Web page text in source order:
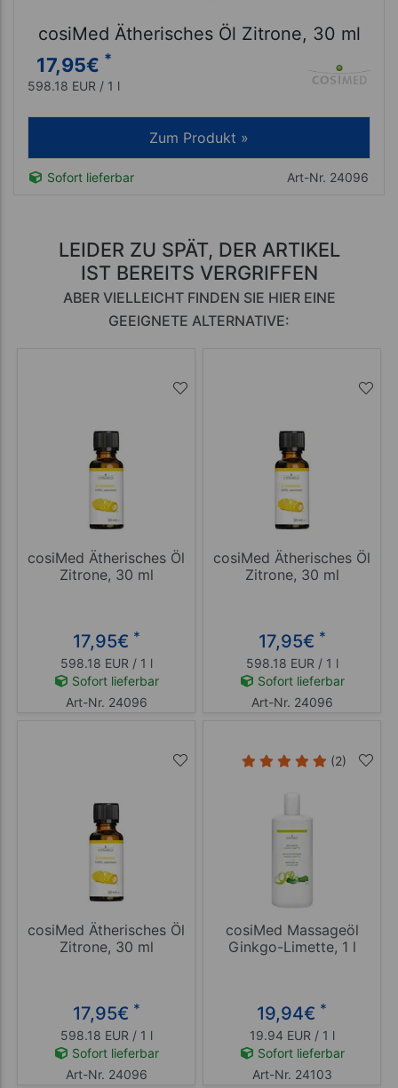
cosiMed Ätherisches Öl Zitrone, 30 ml
17,95€ *
598.18 EUR / 1 l
Zum Produkt »
Sofort lieferbar Art-Nr. 24096
LEIDER ZU SPÄT, DER ARTIKEL
IST BEREITS VERGRIFFEN
ABER VIELLEICHT FINDEN SIE HIER EINE
GEEIGNETE ALTERNATIVE:
cosiMed Ätherisches Öl
Zitrone, 30 ml
17,95€ *
598.18 EUR / 1 l
Sofort lieferbar
Art-Nr. 24096
cosiMed Ätherisches Öl
Zitrone, 30 ml
17,95€ *
598.18 EUR / 1 l
Sofort lieferbar
Art-Nr. 24096
cosiMed Ätherisches Öl
Zitrone, 30 ml
17,95€ *
598.18 EUR / 1 l
Sofort lieferbar
Art-Nr. 24096
(2)
cosiMed Massageöl
Ginkgo-Limette, 1 l
19,94€ *
19.94 EUR / 1 l
Sofort lieferbar
Art-Nr. 24103